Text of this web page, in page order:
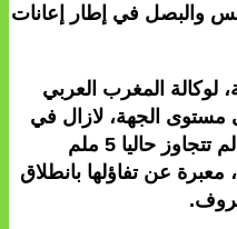
والبصل في إطار إعانات
لوكالة المغرب العربي
مستوى الجهة، لازال في
بدايته وأن التساقطات المطرية لم تتجاوز حاليا 5 ملم
عن تفاؤلها بانطلاق